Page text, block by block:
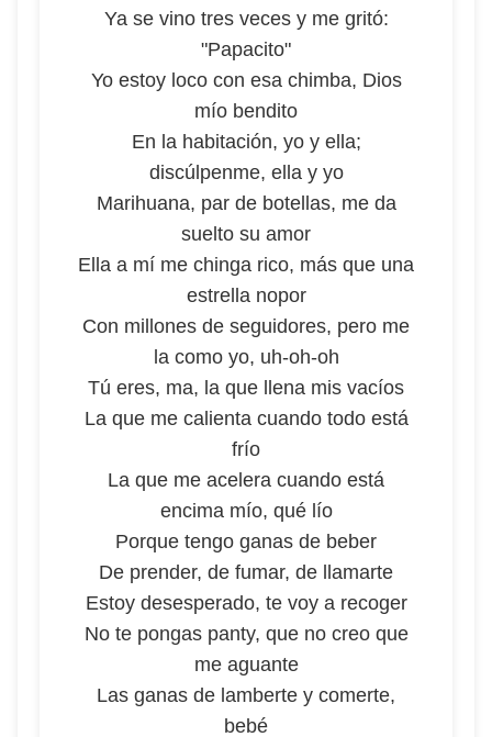
Ya se vino tres veces y me gritó:
"Papacito"
Yo estoy loco con esa chimba, Dios
mío bendito
En la habitación, yo y ella;
discúlpenme, ella y yo
Marihuana, par de botellas, me da
suelto su amor
Ella a mí me chinga rico, más que una
estrella nopor
Con millones de seguidores, pero me
la como yo, uh-oh-oh
Tú eres, ma, la que llena mis vacíos
La que me calienta cuando todo está
frío
La que me acelera cuando está
encima mío, qué lío
Porque tengo ganas de beber
De prender, de fumar, de llamarte
Estoy desesperado, te voy a recoger
No te pongas panty, que no creo que
me aguante
Las ganas de lamberte y comerte,
bebé